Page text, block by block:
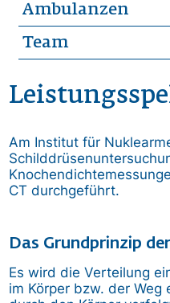
Ambulanzen
Team
Am Institut für
CT durchgeführt.
Das Grundprinzip
Es wird die Verteilung
im Körper bzw. der